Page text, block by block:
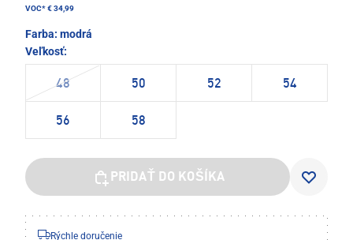
VOC*€ 34,99
Farba: modrá
Veľkosť:
48 50 52 54
56 58
PRIDAŤ DO KOŠÍKA
Rýchle doručenie